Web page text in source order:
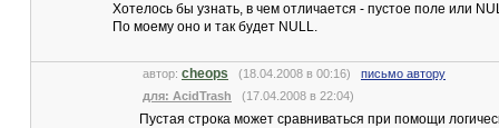
Хотелось бы узнать, в чем отличается - пустое поле или
По моему оно и так будет NULL.
автор: cheops (18.04.2008 в 00:16) письмо автору
для: AcidTrash (17.04.2008 в 22:04)
Пустая строка может сравниваться при помощи